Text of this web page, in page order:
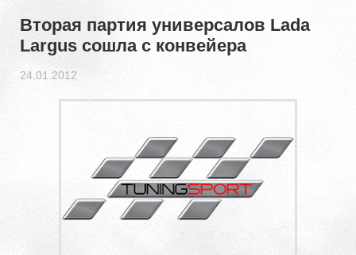
Вторая партия универсалов Lada
Largus сошла с конвейера
24.01.2012